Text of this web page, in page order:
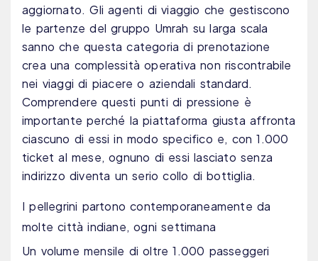
aggiornato. Gli agenti di viaggio che gestiscono
le partenze del gruppo Umrah su larga scala
sanno che questa categoria di prenotazione
crea una complessità operativa non riscontrabile
nei viaggi di piacere o aziendali standard.
Comprendere questi punti di pressione è
importante perché la piattaforma giusta affronta
ciascuno di essi in modo specifico e, con 1.000
ticket al mese, ognuno di essi lasciato senza
indirizzo diventa un serio collo di bottiglia.
I pellegrini partono contemporaneamente da
molte città indiane, ogni settimana
Un volume mensile di oltre 1.000 passeggeri